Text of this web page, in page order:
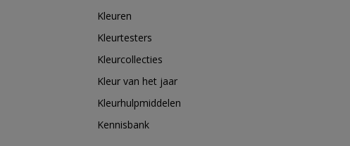
Kleuren
Kleurtesters
Kleurcollecties
Kleur van het jaar
Kleurhulpmiddelen
Kennisbank